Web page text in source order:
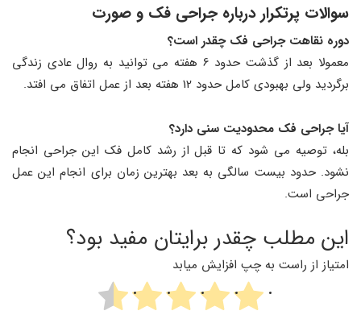
سوالات پرتکرار درباره جراحی فک و صورت
دوره نقاهت جراحی فک چقدر است؟
معمولا بعد از گذشت حدود 6 هفته می توانید به روال عادی زندگی
برگردید ولی بهبودی کامل حدود 12 هفته بعد از عمل اتفاق می افتد.
آیا جراحی فک محدودیت سنی دارد؟
بله، توصیه می شود که تا قبل از رشد کامل فک این جراحی انجام
نشود. حدود بیست سالگی به بعد بهترین زمان برای انجام این عمل
جراحی است.
این مطلب چقدر برایتان مفید بود؟
امتیاز از راست به چپ افزایش میابد